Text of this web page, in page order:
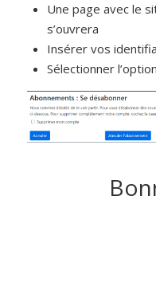
Une page avec le
s’ouvrera
Insérer vos
Sélectionner